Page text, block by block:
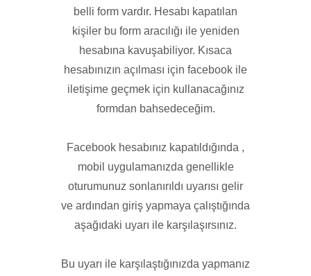
belli form vardır. Hesabı kapatılan
kişiler bu form aracılığı ile yeniden
hesabına kavuşabiliyor. Kısaca
hesabınızın açılması için facebook ile
iletişime geçmek için kullanacağınız
formdan bahsedeceğim.
Facebook hesabınız kapatıldığında ,
mobil uygulamanızda genellikle
oturumunuz sonlanırıldı uyarısı gelir
ve ardından giriş yapmaya çalıştığında
aşağıdaki uyarı ile karşılaşırsınız.
Bu uyarı ile karşılaştığınızda yapmanız